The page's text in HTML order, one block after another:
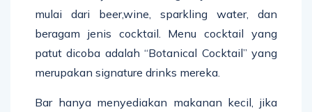
mulai dari beer,wine, sparkling water, dan
beragam jenis cocktail. Menu cocktail yang
patut dicoba adalah “Botanical Cocktail” yang
merupakan signature drinks mereka.
Bar hanya menyediakan makanan kecil, jika